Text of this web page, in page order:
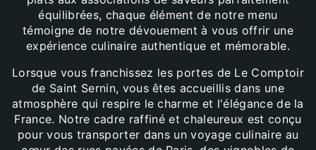
équilibrées, chaque élément de notre menu
témoigne de notre dévouement à vous offrir une
expérience culinaire authentique et mémorable.
Lorsque vous franchissez les portes de Le Comptoir
de Saint Sernin, vous êtes accueillis dans une
atmosphère qui respire le charme et l'élégance de la
France. Notre cadre raffiné et chaleureux est conçu
pour vous transporter dans un voyage culinaire au